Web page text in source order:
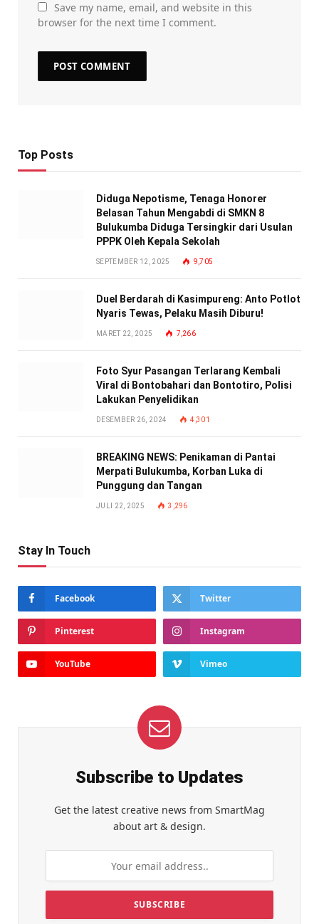
Save my name, email, and website in this
browser for the next time I comment.
Top Posts
Diduga Nepotisme, Tenaga Honorer
Belasan Tahun Mengabdi di SMKN 8
Bulukumba Diduga Tersingkir dari Usulan
PPPK Oleh Kepala Sekolah
SEPTEMBER 12, 2025 9,705
Duel Berdarah di Kasimpureng: Anto Potlot
Nyaris Tewas, Pelaku Masih Diburu!
MARET 22, 2025 7,266
Foto Syur Pasangan Terlarang Kembali
Viral di Bontobahari dan Bontotiro, Polisi
Lakukan Penyelidikan
DESEMBER 26, 2024 4,301
BREAKING NEWS: Penikaman di Pantai
Merpati Bulukumba, Korban Luka di
Punggung dan Tangan
JULI 22, 2025 3,296
Stay In Touch
Facebook Twitter
Pinterest Instagram
YouTube Vimeo
Subscribe to Updates
Get the latest creative news from SmartMag
about art & design.